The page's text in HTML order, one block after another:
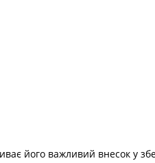
його важливий внесок у